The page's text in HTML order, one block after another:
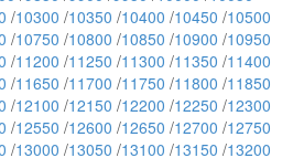
/10300 /10350 /10400 /10450 /10500
/10750 /10800 /10850 /10900 /10950
/11200 /11250 /11300 /11350 /11400
/11650 /11700 /11750 /11800 /11850
/12100 /12150 /12200 /12250 /12300
/12550 /12600 /12650 /12700 /12750
/13000 /13050 /13100 /13150 /13200